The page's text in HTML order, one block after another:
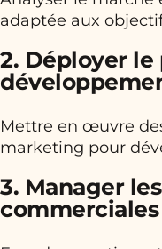
adaptée aux
2. Déployer le
Mettre en œuvre
marketing pour
3. Manager